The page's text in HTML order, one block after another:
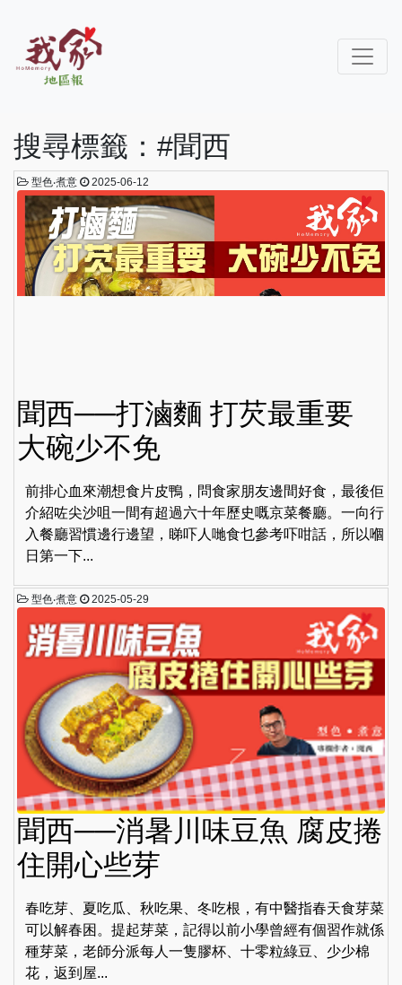
搜尋標籤：#聞西
型色‧煮意 2025-06-12
聞西──打滷麵 打芡最重要
大碗少不免
前排心血來潮想食片皮鴨，問食家朋友邊間好食，最後佢
介紹咗尖沙咀一間有超過六十年歷史嘅京菜餐廳。一向行
入餐廳習慣邊行邊望，睇吓人哋食乜參考吓咁話，所以嗰
日第一下...
型色‧煮意 2025-05-29
聞西──消暑川味豆魚 腐皮捲
住開心些芽
春吃芽、夏吃瓜、秋吃果、冬吃根，有中醫指春天食芽菜
可以解春困。提起芽菜，記得以前小學曾經有個習作就係
種芽菜，老師分派每人一隻膠杯、十零粒綠豆、少少棉
花，返到屋...